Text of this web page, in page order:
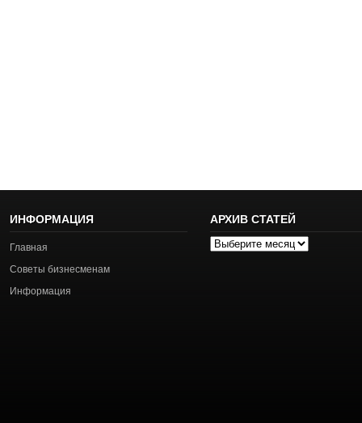
ИНФОРМАЦИЯ
Главная
Советы бизнесменам
Информация
АРХИВ СТАТЕЙ
Архив